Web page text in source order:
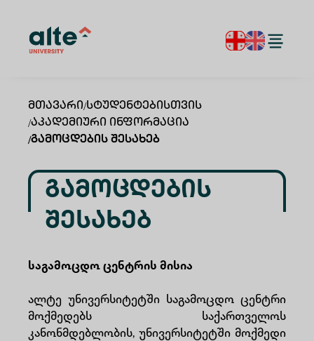
Მთავარი/Სტუდენტებისთვის
/Აკადემიური Ინფორმაცია
/Გამოცდების Შესახებ
Გამოცდების
Შესახებ
საგამოცდო ცენტრის მისია
ალტე უნივერსიტეტში საგამოცდო ცენტრი
მოქმედებს საქართველოს
კანონმდებლობის, უნივერსიტეტში მოქმედი